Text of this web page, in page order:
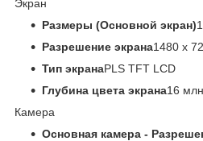
Экран
Размеры (Основной экран)
Разрешение экрана1480 x
Тип экранаPLS TFT LCD
Глубина цвета экрана16 млн.
Камера
Основная камера -